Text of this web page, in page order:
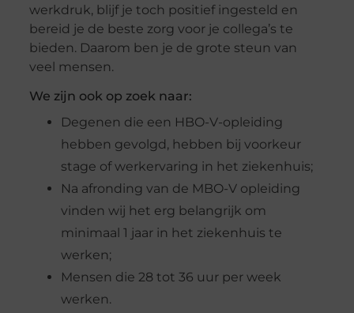
werkdruk, blijf je toch positief ingesteld en
bereid je de beste zorg voor je collega’s te
bieden. Daarom ben je de grote steun van
veel mensen.
We zijn ook op zoek naar:
Degenen die een HBO-V-opleiding
hebben gevolgd, hebben bij voorkeur
stage of werkervaring in het ziekenhuis;
Na afronding van de MBO-V opleiding
vinden wij het erg belangrijk om
minimaal 1 jaar in het ziekenhuis te
werken;
Mensen die 28 tot 36 uur per week
werken.